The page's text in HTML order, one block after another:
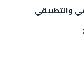
والتطبيقي